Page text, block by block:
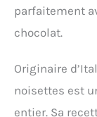
parfaitement
chocolat.
Originaire
noisettes est
entier. Sa